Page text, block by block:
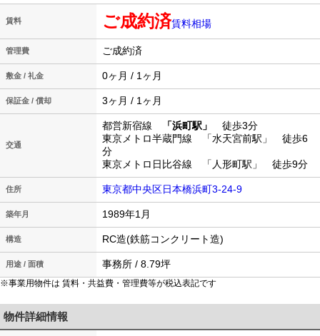
賃料 ご成約済賃料相場
管理費 ご成約済
敷金 / 礼金 0ヶ月 / 1ヶ月
保証金 / 償却 3ヶ月 / 1ヶ月
交通
都営新宿線 「浜町駅」
徒歩3分
東京メトロ半蔵門線 「水天宮前駅」 徒歩6
分
東京メトロ日比谷線 「人形町駅」 徒歩9分
住所 東京都中央区日本橋浜町3-24-9
築年月 1989年1月
構造 RC造(鉄筋コンクリート造)
用途 / 面積 事務所 / 8.79坪
※事業用物件は 賃料・共益費・管理費等が税込表記です
物件詳細情報